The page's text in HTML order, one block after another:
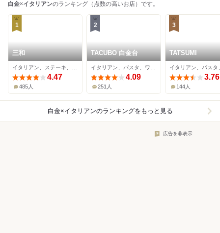
白金×イタリアンのランキング（点数の高いお店）です。
1
三和
4.47
485人
2
TACUBO 白金台
4.09
251人
3
TATSUMI
3.76
144人
白金×イタリアンのランキングをもっと見る
広告を非表示